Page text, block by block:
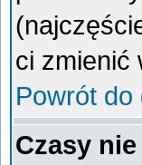
ci zmienić
Powrót do
Czasy nie